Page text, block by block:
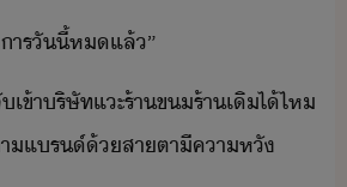
าร​ัี้​ห​แล้​”
า​ริษัท​แะ​ร้า​ข​ร้า​เิ​ไ้​ไห​
​แร์​้​สาตา​ีคาหั